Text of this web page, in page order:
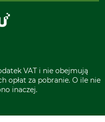
VAT i nie obejmują
opłat za pobranie. O ile nie
inaczej.